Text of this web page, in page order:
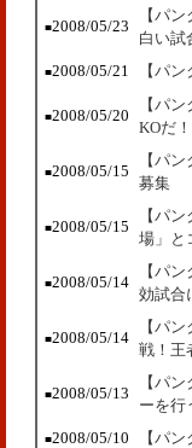
■2008/05/23
【パ
白い試
■2008/05/21 【パ
■2008/05/20
【パ
KOだ！
■2008/05/15
【パ
募集
■2008/05/15
【パ
場」と
■2008/05/14
【パ
効試合
■2008/05/14
【パ
戦！王
■2008/05/13
【パ
ーを行
■2008/05/10 【パ